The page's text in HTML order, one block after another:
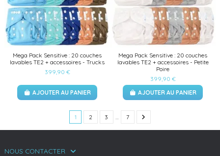
Mega Pack Sensitive : 20 couches
lavables TE2 + accessoires - Trucks
399,90 €
AJOUTER AU PANIER
Mega Pack Sensitive : 20 couches
lavables TE2 + accessoires - Petite
Poire
399,90 €
AJOUTER AU PANIER
1 2 3 7
NOUS CONTACTER